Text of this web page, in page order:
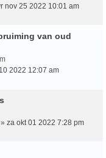
nov 25 2022 10:01 am
van oud
2022 12:07 am
» za okt 01 2022 7:28 pm